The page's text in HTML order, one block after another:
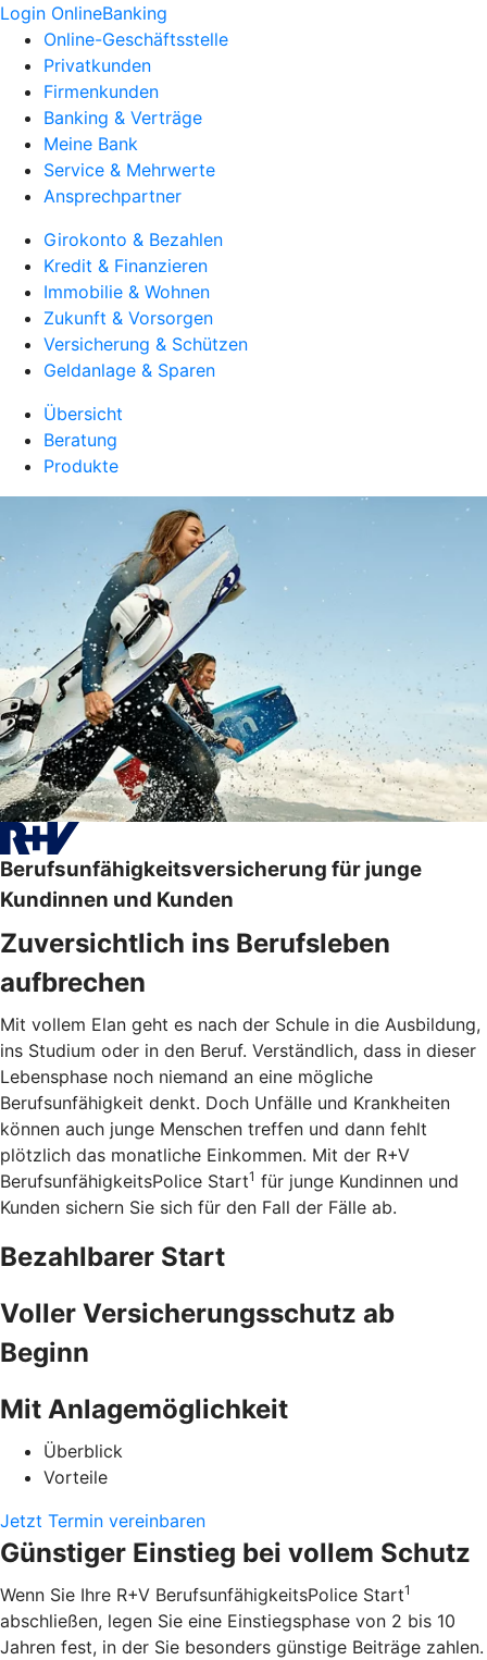
Login OnlineBanking
Online-Geschäftsstelle
Privatkunden
Firmenkunden
Banking & Verträge
Meine Bank
Service & Mehrwerte
Ansprechpartner
Girokonto & Bezahlen
Kredit & Finanzieren
Immobilie & Wohnen
Zukunft & Vorsorgen
Versicherung & Schützen
Geldanlage & Sparen
Übersicht
Beratung
Produkte
Berufsunfähigkeitsversicherung für junge
Kundinnen und Kunden
Zuversichtlich ins Berufsleben
aufbrechen
Mit vollem Elan geht es nach der Schule in die Ausbildung,
ins Studium oder in den Beruf. Verständlich, dass in dieser
Lebensphase noch niemand an eine mögliche
Berufsunfähigkeit denkt. Doch Unfälle und Krankheiten
können auch junge Menschen treffen und dann fehlt
plötzlich das monatliche Einkommen. Mit der R+V
BerufsunfähigkeitsPolice Start1 für junge Kundinnen und
Kunden sichern Sie sich für den Fall der Fälle ab.
Bezahlbarer Start
Voller Versicherungsschutz ab
Beginn
Mit Anlagemöglichkeit
Überblick
Vorteile
Jetzt Termin vereinbaren
Günstiger Einstieg bei vollem Schutz
Wenn Sie Ihre R+V BerufsunfähigkeitsPolice Start1
abschließen, legen Sie eine Einstiegsphase von 2 bis 10
Jahren fest, in der Sie besonders günstige Beiträge zahlen.